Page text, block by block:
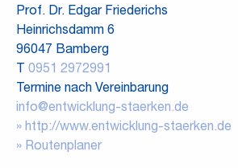
Prof. Dr. Edgar Friederichs
Heinrichsdamm 6
96047 Bamberg
T 0951 2972991
Termine nach Vereinbarung
info@entwicklung-staerken.de
http://www.entwicklung-staerken.de
Routenplaner